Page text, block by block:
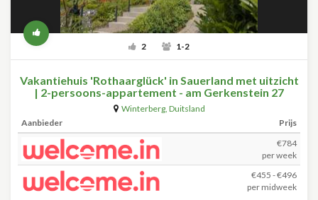
2 1-2
Vakantiehuis 'Rothaarglück' in Sauerland met uitzicht
| 2-persoons-appartement - am Gerkenstein 27
Neuastenberg
Winterberg, Duitsland
Aanbieder
Prijs
€784
per week
€455 - €496
per midweek